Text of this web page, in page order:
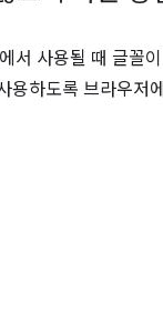
서 사용될 때 글꼴
용하도록 브라우저